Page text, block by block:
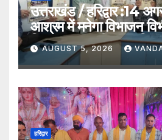
उत्तराखंड / हरिद्वार :14
आश्रम में मनेगा विभाजन
दिवस, मुख्यमंत्री पुष्कर सिंह
अतिथि_देखे विडिओ !!
AUGUST 5, 2026
हरिद्वार